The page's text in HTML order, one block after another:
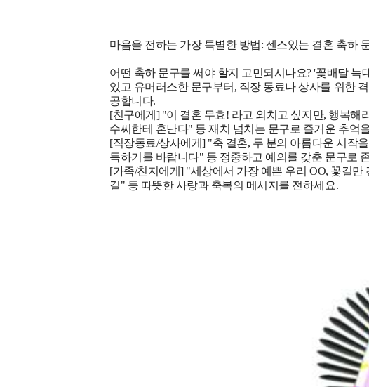
마음을 전하는 가장 특별한 방법: 센스있는 결혼 축하
어떤 축하 문구를 써야 할지 고민되시나요? '꽃배달
있고 유머러스한 문구부터, 직장 동료나 상사를 위한
공합니다.
[친구에게] "이 결혼 무효! 라고 외치고 싶지만, 행복해
수씨한테 혼난다" 등 재치 넘치는 문구로 즐거운 추억
[직장동료/상사에게] "축 결혼, 두 분의 아름다운 시작
득하기를 바랍니다" 등 정중하고 예의를 갖춘 문구로
[가족/친지에게] "세상에서 가장 예쁜 우리 OO, 꽃길
길" 등 따뜻한 사랑과 축복의 메시지를 전하세요.